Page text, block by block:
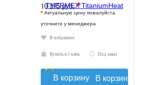
10 375 руб.*
* Актуальную цену пожалуйста
уточните у менеджера
В избранное
Купить в 1 клик Под заказ
В корзину